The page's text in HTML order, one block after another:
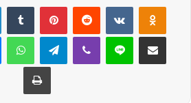
LinkedInTumblr PinterestReddit VKontakte
MessengerWhatsAppTelegramViber Line E-Posta ile
Yazdır